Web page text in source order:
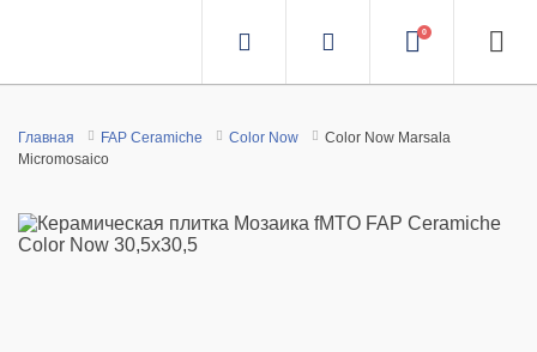
0
Главная FAP Ceramiche Color Now
Color Now Marsala
Micromosaico